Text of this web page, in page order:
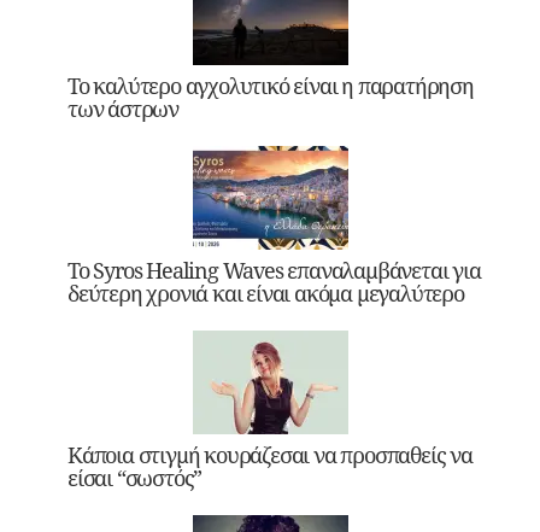
Το καλύτερο αγχολυτικό είναι η παρατήρηση
των άστρων
Το Syros Healing Waves επαναλαμβάνεται για
δεύτερη χρονιά και είναι ακόμα μεγαλύτερο
Κάποια στιγμή κουράζεσαι να προσπαθείς να
είσαι “σωστός”